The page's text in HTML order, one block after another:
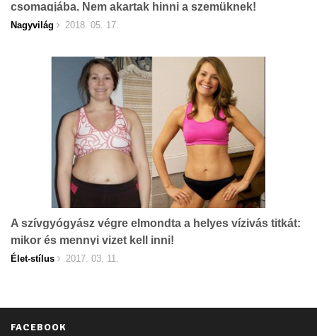
csomagjába. Nem akartak hinni a szemüknek!
Nagyvilág 2018. 05. 17.
A szívgyógyász végre elmondta a helyes vízivás titkát:
mikor és mennyi vizet kell inni!
Élet-stílus 2017. 03. 11.
FACEBOOK